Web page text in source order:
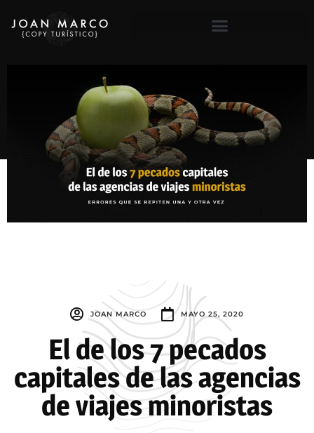
JOAN MARCO MAYO 25, 2020
El de los 7 pecados
capitales de las agencias
de viajes minoristas